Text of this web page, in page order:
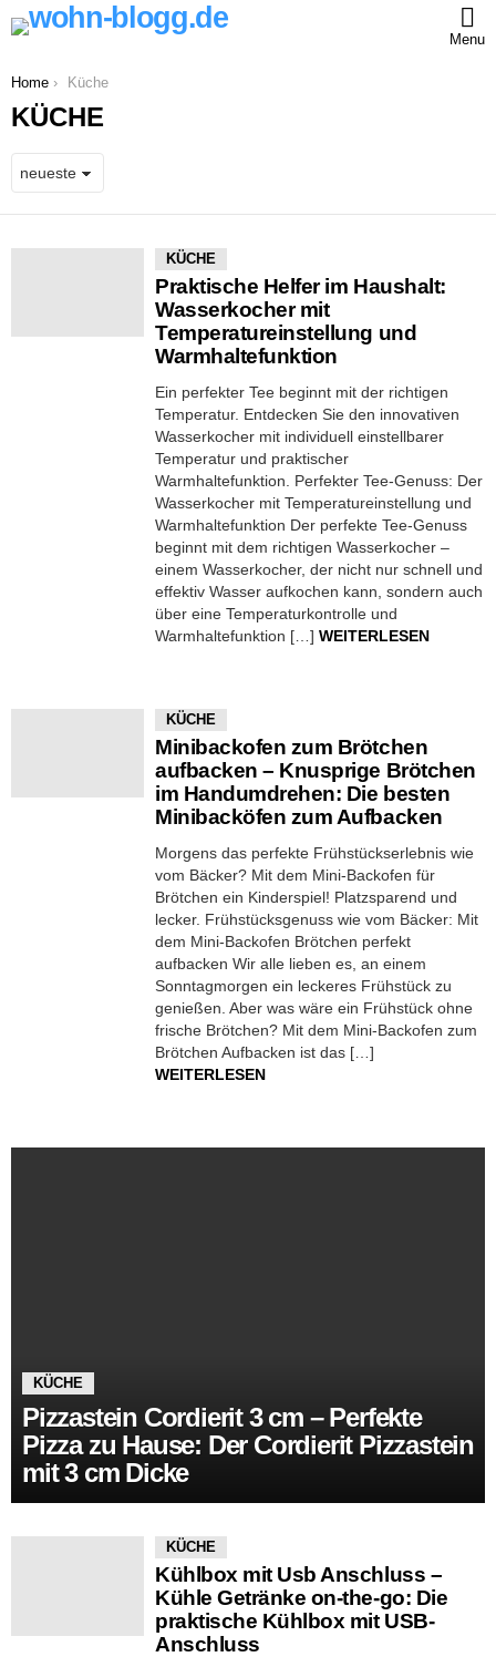
Menu
You are here:
Home Küche
KÜCHE
KÜCHE
Praktische Helfer im Haushalt:
Wasserkocher mit
Temperatureinstellung und
Warmhaltefunktion
Ein perfekter Tee beginnt mit der richtigen
Temperatur. Entdecken Sie den innovativen
Wasserkocher mit individuell einstellbarer
Temperatur und praktischer
Warmhaltefunktion. Perfekter Tee-Genuss: Der
Wasserkocher mit Temperatureinstellung und
Warmhaltefunktion Der perfekte Tee-Genuss
beginnt mit dem richtigen Wasserkocher –
einem Wasserkocher, der nicht nur schnell und
effektiv Wasser aufkochen kann, sondern auch
über eine Temperaturkontrolle und
Warmhaltefunktion […] WEITERLESEN
KÜCHE
Minibackofen zum Brötchen
aufbacken – Knusprige Brötchen
im Handumdrehen: Die besten
Minibacköfen zum Aufbacken
Morgens das perfekte Frühstückserlebnis wie
vom Bäcker? Mit dem Mini-Backofen für
Brötchen ein Kinderspiel! Platzsparend und
lecker. Frühstücksgenuss wie vom Bäcker: Mit
dem Mini-Backofen Brötchen perfekt
aufbacken Wir alle lieben es, an einem
Sonntagmorgen ein leckeres Frühstück zu
genießen. Aber was wäre ein Frühstück ohne
frische Brötchen? Mit dem Mini-Backofen zum
Brötchen Aufbacken ist das […]
WEITERLESEN
KÜCHE
Pizzastein Cordierit 3 cm – Perfekte
Pizza zu Hause: Der Cordierit Pizzastein
mit 3 cm Dicke
KÜCHE
Kühlbox mit Usb Anschluss –
Kühle Getränke on-the-go: Die
praktische Kühlbox mit USB-
Anschluss